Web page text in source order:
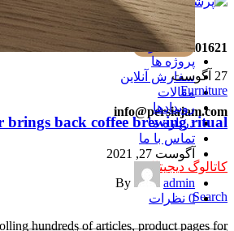
02636201621
info@persiajam.com
در تنوع و مدل های
بیشتر
پروژه ها
سفارش آنلاین
مقالات
رویدادها
درباره ما
تماس با ما
کاتالوگ دیجیتال
ورود | ثبت نام
Search
27 آگوست
Furniture
brings back coffee brewing ritual
آگوست 27, 2021
By
admin
0 نظرات
hundreds of articles, product pages for